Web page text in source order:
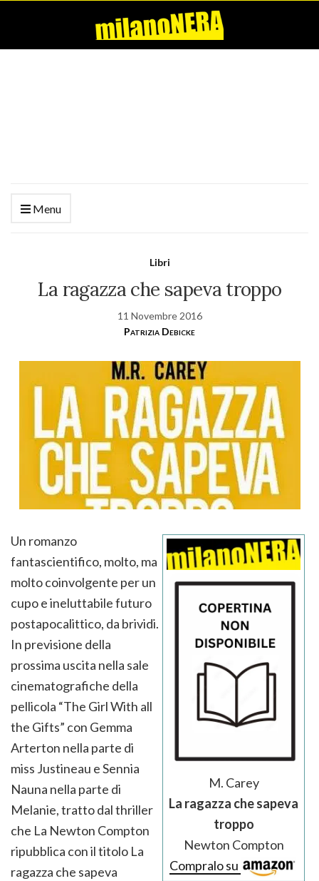
Menu
Libri
La ragazza che sapeva troppo
11 Novembre 2016
Patrizia Debicke
M. Carey
La ragazza che sapeva
troppo
Newton Compton
Compralo su
Un romanzo
fantascientifico, molto, ma
molto coinvolgente per un
cupo e ineluttabile futuro
postapocalittico, da brividi.
In previsione della
prossima uscita nella sale
cinematografiche della
pellicola “The Girl With all
the Gifts” con Gemma
Arterton nella parte di
miss Justineau e Sennia
Nauna nella parte di
Melanie, tratto dal thriller
che La Newton Compton
ripubblica con il titolo La
ragazza che sapeva